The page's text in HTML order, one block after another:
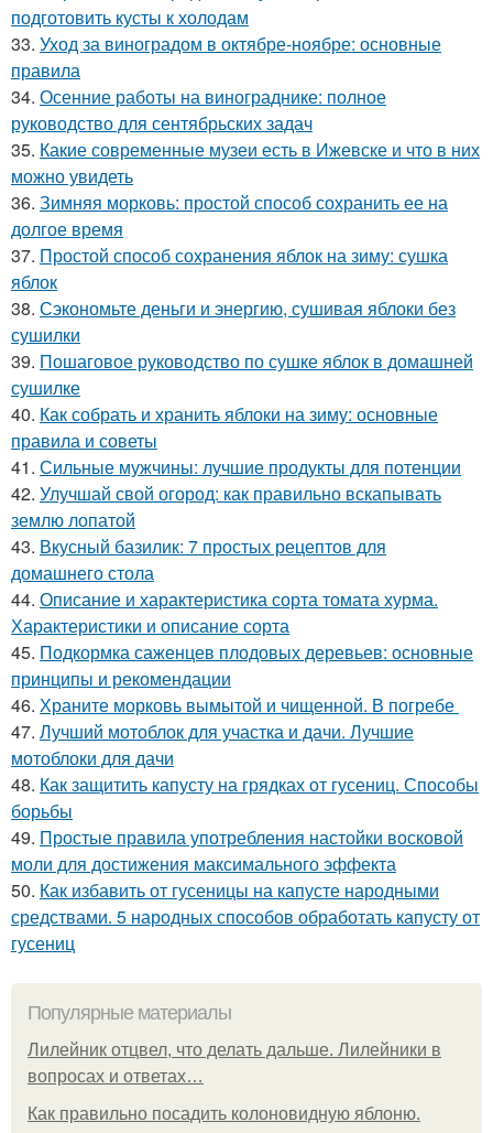
подготовить кусты к холодам
33. Уход за виноградом в октябре-ноябре: основные
правила
34. Осенние работы на винограднике: полное
руководство для сентябрьских задач
35. Какие современные музеи есть в Ижевске и что в них
можно увидеть
36. Зимняя морковь: простой способ сохранить ее на
долгое время
37. Простой способ сохранения яблок на зиму: сушка
яблок
38. Сэкономьте деньги и энергию, сушивая яблоки без
сушилки
39. Пошаговое руководство по сушке яблок в домашней
сушилке
40. Как собрать и хранить яблоки на зиму: основные
правила и советы
41. Сильные мужчины: лучшие продукты для потенции
42. Улучшай свой огород: как правильно вскапывать
землю лопатой
43. Вкусный базилик: 7 простых рецептов для
домашнего стола
44. Описание и характеристика сорта томата хурма.
Характеристики и описание сорта
45. Подкормка саженцев плодовых деревьев: основные
принципы и рекомендации
46. Храните морковь вымытой и чищенной. В погребе
47. Лучший мотоблок для участка и дачи. Лучшие
мотоблоки для дачи
48. Как защитить капусту на грядках от гусениц. Способы
борьбы
49. Простые правила употребления настойки восковой
моли для достижения максимального эффекта
50. Как избавить от гусеницы на капусте народными
средствами. 5 народных способов обработать капусту от
гусениц
Популярные материалы
Лилейник отцвел, что делать дальше. Лилейники в
вопросах и ответах…
Как правильно посадить колоновидную яблоню.